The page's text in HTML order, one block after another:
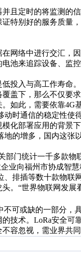
且定时的将监测的
特别好的服务质量
网络中进行交汇，
池来追踪设备、监
投入与高工作寿命
盖下，那么不仅要
如此，需要依靠4G
时通信的稳定性使
化部署应用的背景
的增多，国内这张
部门统计一千多款
业向福州市协成智
排插等数十款物联
。“世界物联网发展
不可或缺的一部分
技术。LoRa安全可
容忽视，需业界共同